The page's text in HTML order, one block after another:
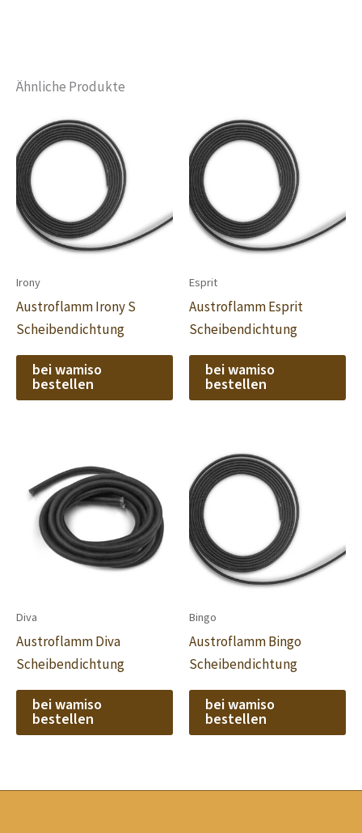
Ähnliche Produkte
Irony
Austroflamm Irony S
Scheibendichtung
bei wamiso
bestellen
Esprit
Austroflamm Esprit
Scheibendichtung
bei wamiso
bestellen
Diva
Austroflamm Diva
Scheibendichtung
bei wamiso
bestellen
Bingo
Austroflamm Bingo
Scheibendichtung
bei wamiso
bestellen